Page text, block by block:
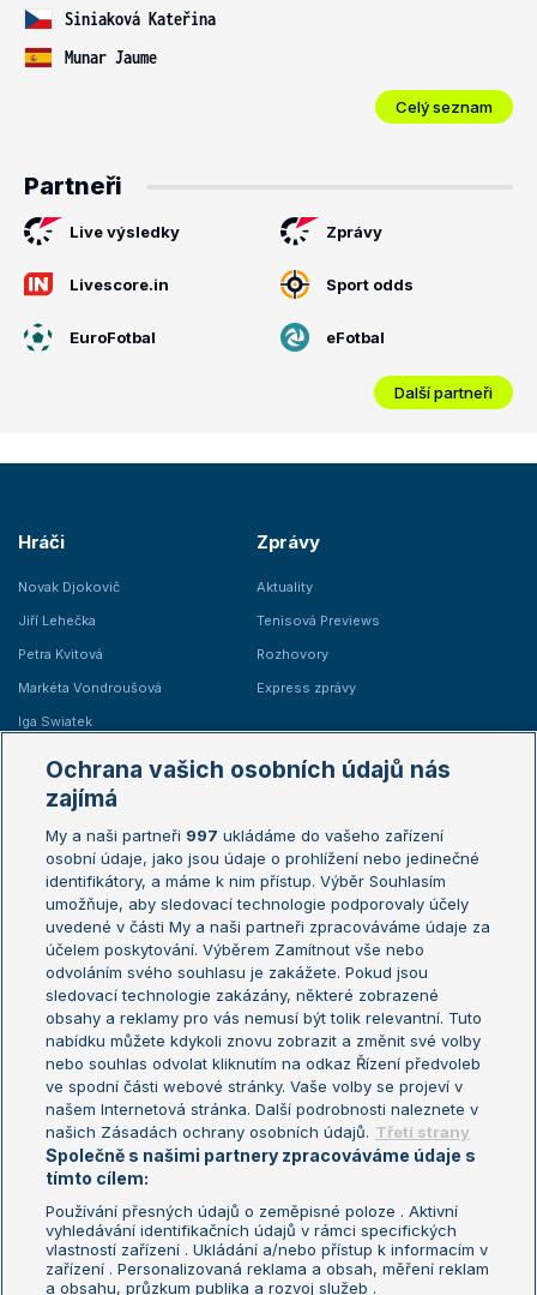
Siniaková Kateřina
Munar Jaume
Celý seznam
Partneři
Live výsledky Zprávy
Livescore.in Sport odds
EuroFotbal eFotbal
Další partneři
Hráči
Novak Djokovič
Jiří Lehečka
Petra Kvitová
Markéta Vondroušová
Iga Swiatek
Zprávy
Aktuality
Tenisová Previews
Rozhovory
Express zprávy
Žebříčky
Žebříček ATP (muži)
Žebříček WTA (ženy)
Sázkařský žebříček
Australian Open
French Open
Wimbledon
US Open
Turnaj mistrů
Turnaj mistryň
Aktualní trendy
Fotbalové přestupy
Livesport Daily
LS Prague Open
Podmínky užití
Nastavení soukromí
GDPR a žurnalistika
Reklama
Ochrana vašich osobních údajů nás
zajímá
My a naši partneři 997 ukládáme do vašeho zařízení
osobní údaje, jako jsou údaje o prohlížení nebo jedinečné
identifikátory, a máme k nim přístup. Výběr Souhlasím
umožňuje, aby sledovací technologie podporovaly účely
uvedené v části My a naši partneři zpracováváme údaje za
účelem poskytování. Výběrem Zamítnout vše nebo
odvoláním svého souhlasu je zakážete. Pokud jsou
sledovací technologie zakázány, některé zobrazené
obsahy a reklamy pro vás nemusí být tolik relevantní. Tuto
nabídku můžete kdykoli znovu zobrazit a změnit své volby
nebo souhlas odvolat kliknutím na odkaz Řízení předvoleb
ve spodní části webové stránky. Vaše volby se projeví v
našem Internetová stránka. Další podrobnosti naleznete v
našich Zásadách ochrany osobních údajů. Třetí strany
Společně s našimi partnery zpracováváme údaje s
tímto cílem:
Používání přesných údajů o zeměpisné poloze . Aktivní
vyhledávání identifikačních údajů v rámci specifických
vlastností zařízení . Ukládání a/nebo přístup k informacím v
zařízení . Personalizovaná reklama a obsah, měření reklam
a obsahu, průzkum publika a rozvoj služeb .